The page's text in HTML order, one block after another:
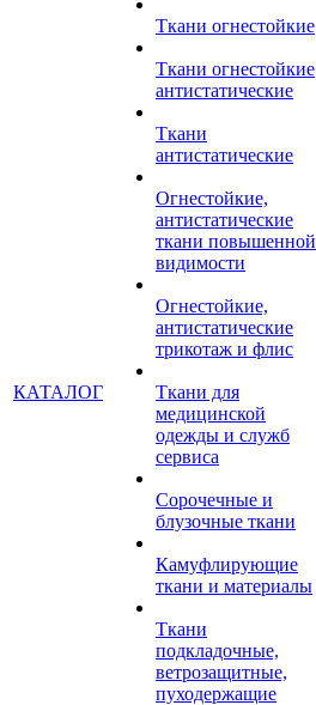
КАТАЛОГ
Ткани огнестойкие
Ткани огнестойкие
антистатические
Ткани
антистатические
Огнестойкие,
антистатические
ткани повышенной
видимости
Огнестойкие,
антистатические
трикотаж и флис
Ткани для
медицинской
одежды и служб
сервиса
Сорочечные и
блузочные ткани
Камуфлирующие
ткани и материалы
Ткани
подкладочные,
ветрозащитные,
пуходержащие